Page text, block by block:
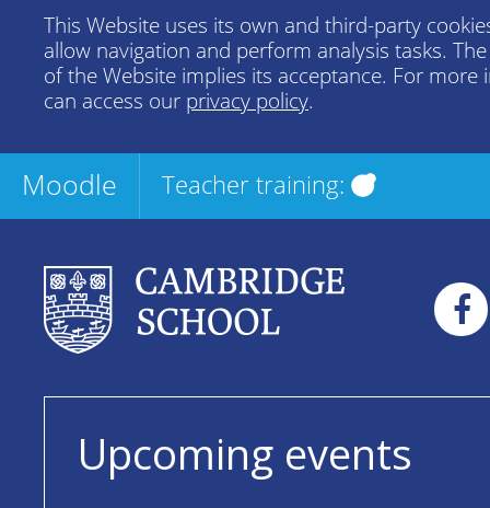
This Website uses its own and third-party
allow navigation and perform analysis tasks.
of the Website implies its acceptance. For more
can access our privacy policy.
Moodle Teacher training:
Upcoming events